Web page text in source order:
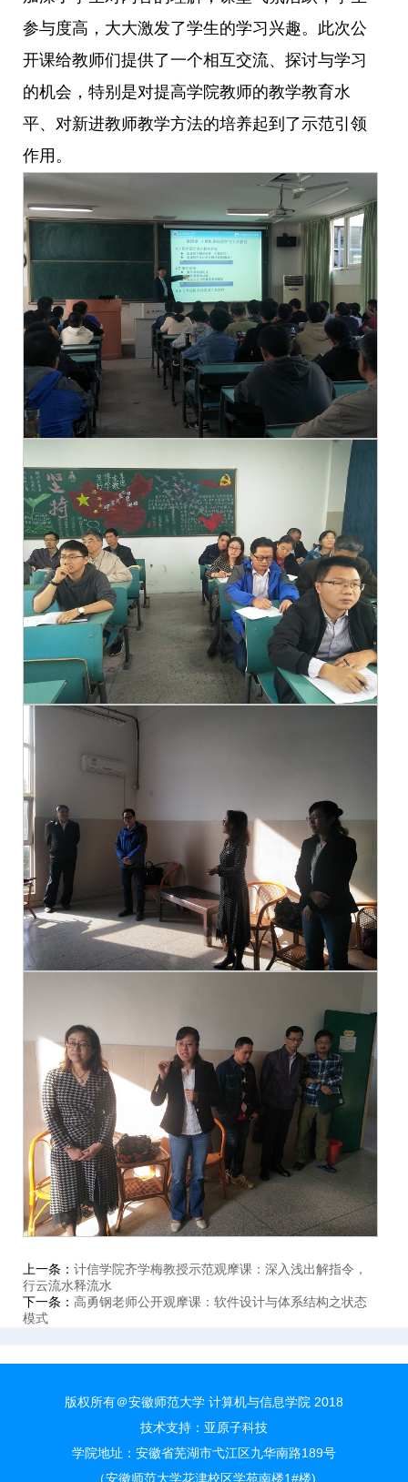
参与度高，大大激发了学生的学习兴趣。此次公
开课给教师们提供了一个相互交流、探讨与学习
的机会，特别是对提高学院教师的教学教育水
平、对新进教师教学方法的培养起到了示范引领
作用。
上一条： 计信学院齐学梅教授示范观摩课：深入浅出解指令，
行云流水释流水
下一条： 高勇钢老师公开观摩课：软件设计与体系结构之状态
模式
版权所有＠安徽师范大学 计算机与信息学院 2018
技术支持： 亚原子科技
学院地址：安徽省芜湖市弋江区九华南路189号
（安徽师范大学花津校区学苑南楼1#楼)